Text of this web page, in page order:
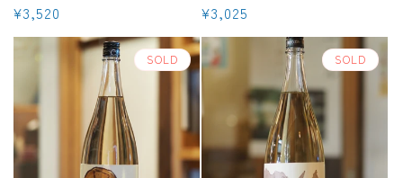
元:
通
常
¥3,520
元:
通
常
価
格
¥3,025
SOLD SOLD